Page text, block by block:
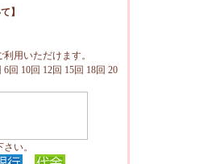
】
用いただけます。
回 10回 12回 15回 18回 20
い。